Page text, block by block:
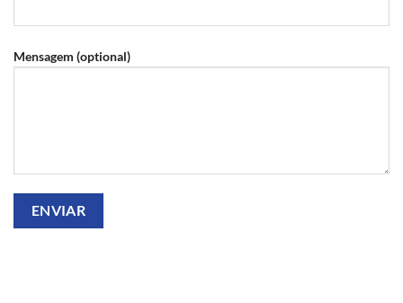
Mensagem (optional)